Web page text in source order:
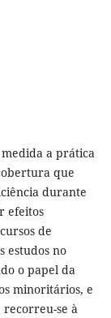
a prática
que
durante
efeitos
de
estudos no
o papel da
minoritários, e
recorreu-se à